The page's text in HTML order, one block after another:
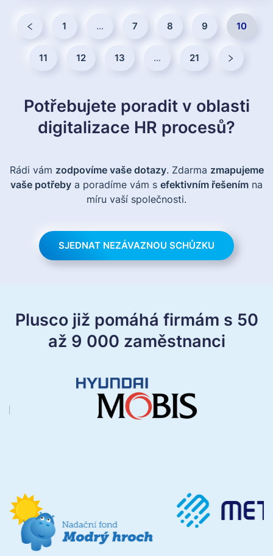
1 … 7 8 9 10
11 12 13 … 21
Potřebujete poradit v oblasti
digitalizace HR procesů?
Rádi vám zodpovíme vaše dotazy. Zdarma zmapujeme
vaše potřeby a poradíme vám s efektivním řešením na
míru vaší společnosti.
SJEDNAT NEZÁVAZNOU SCHŮZKU
Plusco již pomáhá firmám s 50
až 9 000 zaměstnanci